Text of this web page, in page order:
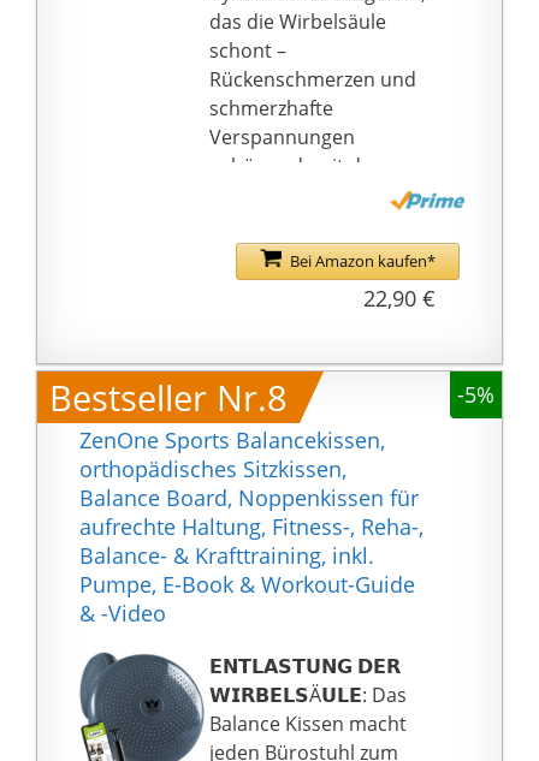
das die Wirbelsäule
schont –
Rückenschmerzen und
schmerzhafte
Verspannungen
gehören damit der
𝗔𝗡𝗣𝗔𝗦𝗦𝗨𝗡𝗚 𝗔𝗡
𝗗𝗘𝗡 𝗞Ö𝗥𝗣𝗘𝗥: Das
einem flexiblen und
gleichzeitig robusten
Material, das sich ideal
an den Körper
anschmiegt, ohne die
Form zu verändern.
𝗘𝗙𝗙𝗘𝗞𝗧𝗜𝗩𝗘𝗦 𝗞𝗥𝗔𝗙𝗧-
𝗨𝗡𝗗
𝗕𝗔𝗟𝗔𝗡𝗖𝗘𝗧𝗥𝗔𝗜𝗡𝗜𝗡𝗚:
das Kissen ein flexibles
Kraft- und
Gleichgewichtstraining
an jedem Ort, wobei
Bei Amazon kaufen*
22,90 €
Bestseller Nr.8
-5%
ZenOne Sports Balancekissen,
orthopädisches Sitzkissen,
Balance Board, Noppenkissen für
aufrechte Haltung, Fitness-, Reha-,
Balance- & Krafttraining, inkl.
Pumpe, E-Book & Workout-Guide
& -Video
𝗘𝗡𝗧𝗟𝗔𝗦𝗧𝗨𝗡𝗚 𝗗𝗘𝗥
𝗪𝗜𝗥𝗕𝗘𝗟𝗦Ä𝗨𝗟𝗘: Das
Balance Kissen macht
jeden Bürostuhl zum